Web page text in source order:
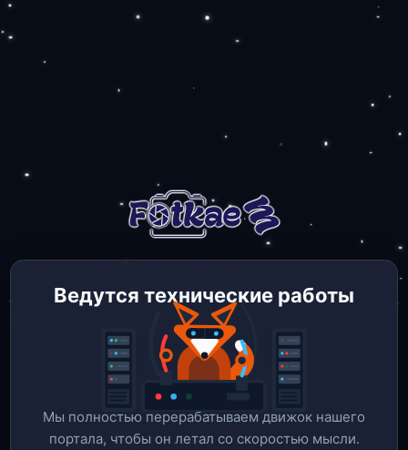
Ведутся технические работы
Мы полностью перерабатываем движок нашего
портала, чтобы он летал со скоростью мысли.